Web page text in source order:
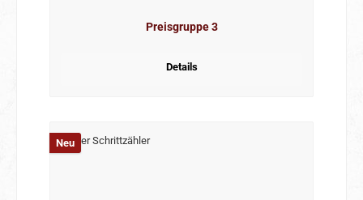
Preisgruppe 3
Details
Neu